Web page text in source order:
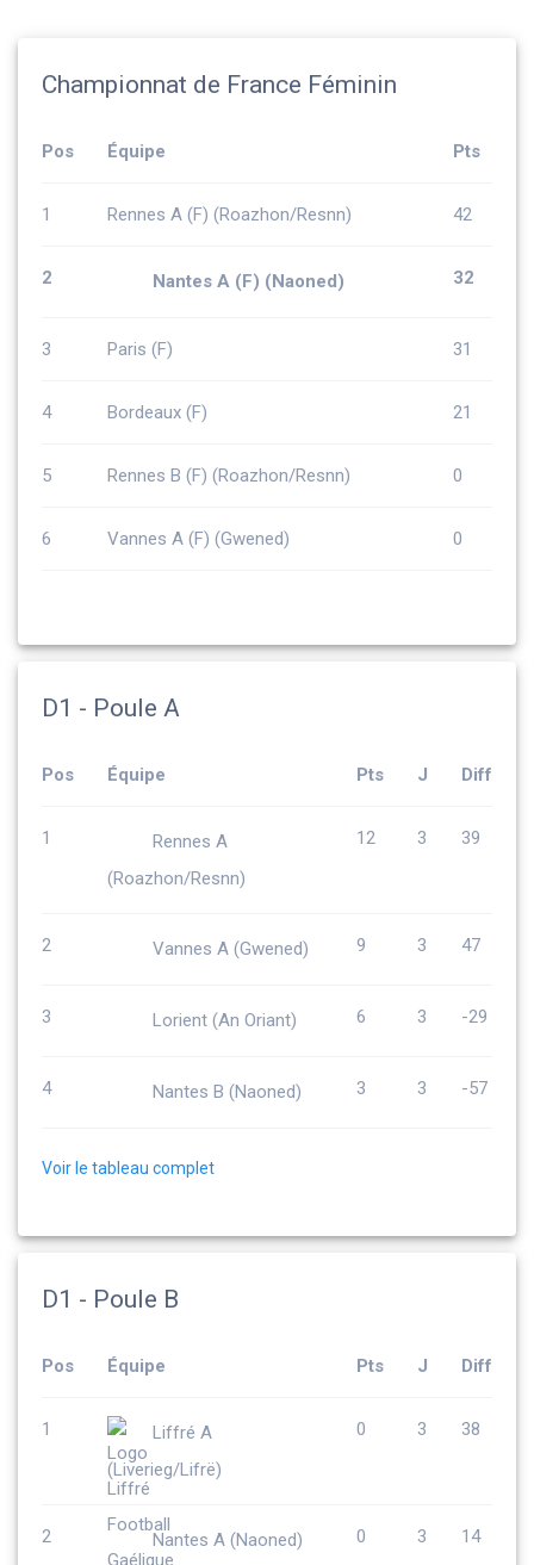
Championnat de France Féminin
Pos Équipe Pts
1 Rennes A (F) (Roazhon/Resnn) 42
2 Nantes A (F) (Naoned) 32
3 Paris (F) 31
4 Bordeaux (F) 21
5 Rennes B (F) (Roazhon/Resnn) 0
6 Vannes A (F) (Gwened) 0
D1 - Poule A
Pos Équipe Pts J Diff
1
Rennes A
(Roazhon/Resnn)
12 3 39
2 Vannes A (Gwened) 9 3 47
3 Lorient (An Oriant) 6 3 -29
4 Nantes B (Naoned) 3 3 -57
Voir le tableau complet
D1 - Poule B
Pos Équipe Pts J Diff
1
Liffré A
(Liverieg/Lifrë)
0 3 38
2 Nantes A (Naoned) 0 3 14